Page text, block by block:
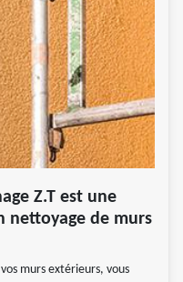
Z.T est une
nettoyage de murs
murs extérieurs, vous